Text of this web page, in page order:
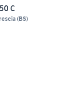
€
(BS)